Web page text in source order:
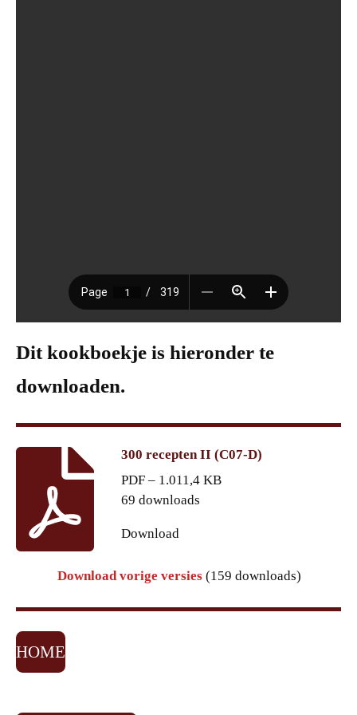
Dit kookboekje is hieronder te
downloaden.
300 recepten II (C07-D)
PDF – 1.011,4 KB
69 downloads
Download
Download vorige versies (159 downloads)
HOME